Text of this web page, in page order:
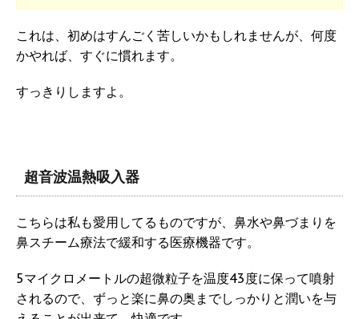
これは、初めはすんごく苦しいかもしれませんが、何度
かやれば、すぐに慣れます。
すっきりしますよ。
超音波温熱吸入器
こちらは私も愛用してるものですが、鼻水や鼻づまりを
鼻スチーム療法で緩和する医療機器です。
5マイクロメートルの超微粒子を温度43度に保って噴射
されるので、ずっと楽に鼻の奥までしっかりと潤いを与